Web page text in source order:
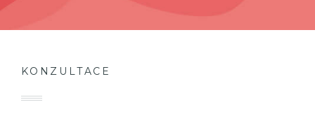
KONZULTACE